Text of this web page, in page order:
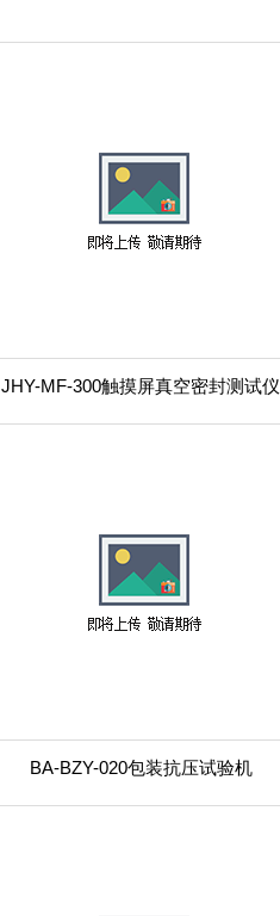
JHY-MF-300触摸屏真空密封测试仪
BA-BZY-020包装抗压试验机